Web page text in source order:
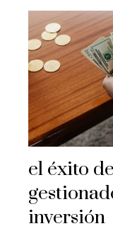
el éxito
inversión